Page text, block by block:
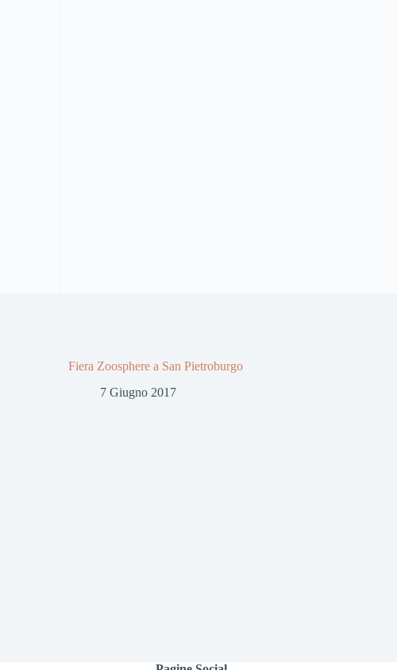
Fiera Zoosphere a San Pietroburgo
7 Giugno 2017